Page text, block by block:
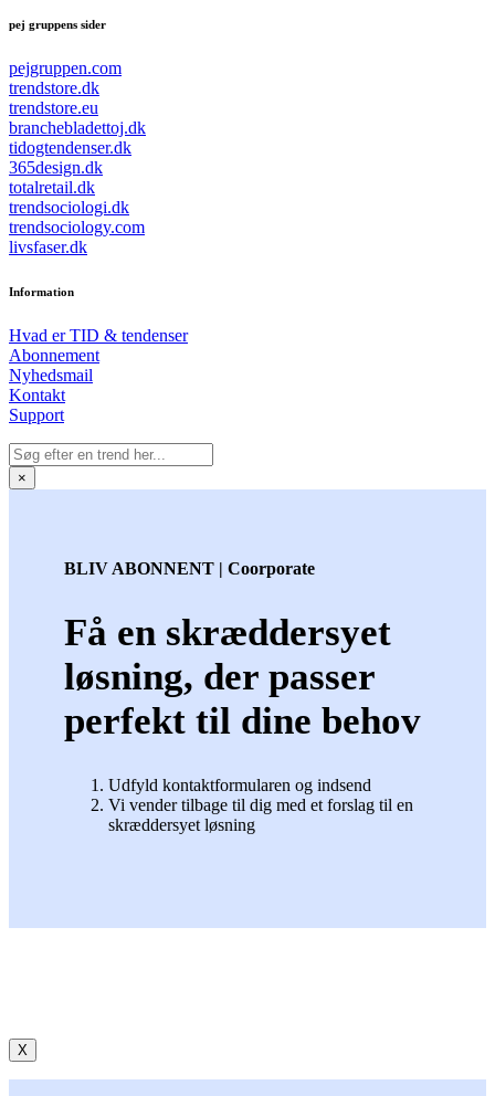
pej gruppens sider
pejgruppen.com
trendstore.dk
trendstore.eu
branchebladettoj.dk
tidogtendenser.dk
365design.dk
totalretail.dk
trendsociologi.dk
trendsociology.com
livsfaser.dk
Information
Hvad er TID & tendenser
Abonnement
Nyhedsmail
Kontakt
Support
×
BLIV ABONNENT | Coorporate
Få en skræddersyet
løsning, der passer
perfekt til dine behov
Udfyld kontaktformularen og indsend
Vi vender tilbage til dig med et forslag til en
skræddersyet løsning
X